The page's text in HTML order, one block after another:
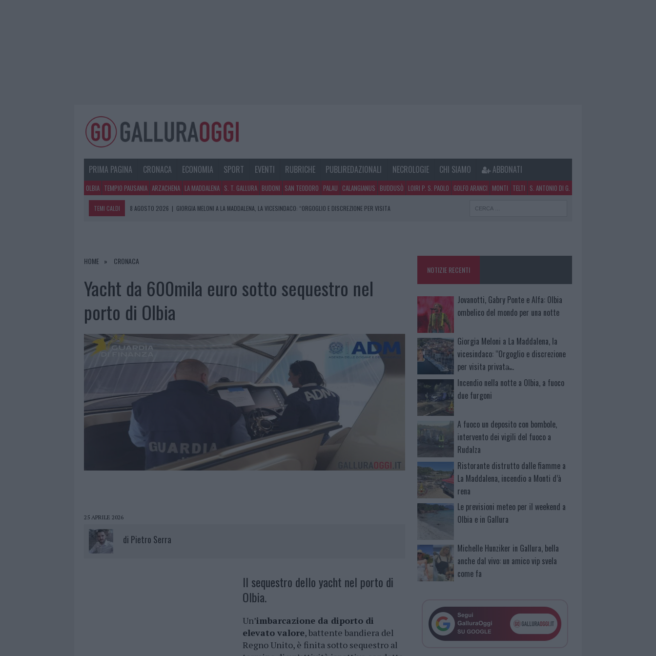
PRIMA PAGINA CRONACA ECONOMIA SPORT EVENTI RUBRICHE PUBLIREDAZIONALI NECROLOGIE CHI SIAMO ABBONATI
OLBIA TEMPIO PAUSANIA ARZACHENA LA MADDALENA S. T. GALLURA BUDONI SAN TEODORO PALAU CALANGIANUS BUDDUSÒ LOIRI P. S. PAOLO GOLFO ARANCI MONTI TELTI S. ANTONIO DI G.
TEMI CALDI 8 AGOSTO 2026 | GIORGIA MELONI A LA MADDALENA, LA VICESINDACO: “ORGOGLIO E DISCREZIONE PER VISITA
8 AGOSTO 2026
|
8 AGOSTO 2026 | JOVANOTTI, GABRY PONTE E ALFA: OLBIA OMBELICO DEL MONDO PER UNA NOTTE
HOME CRONACA
Yacht da 600mila euro sotto sequestro nel
porto di Olbia
25 APRILE 2026
di Pietro Serra
Il sequestro dello yacht nel porto di
Olbia.
Un’imbarcazione da diporto di
elevato valore, battente bandiera del
Regno Unito, è finita sotto sequestro al
NOTIZIE RECENTI
Jovanotti, Gabry Ponte e Alfa: Olbia
ombelico del mondo per una notte
Giorgia Meloni a La Maddalena, la
vicesindaco: “Orgoglio e discrezione
per visita privata̶…
Incendio nella notte a Olbia, a fuoco
due furgoni
A fuoco un deposito con bombole,
intervento dei vigili del fuoco a
Rudalza
Ristorante distrutto dalle fiamme a
La Maddalena, incendio a Monti d’à
rena
Le previsioni meteo per il weekend a
Olbia e in Gallura
Michelle Hunziker in Gallura, bella
anche dal vivo: un amico vip svela
come fa